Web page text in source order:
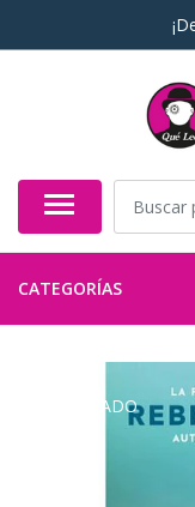
CATEGORÍAS
AGOTADO